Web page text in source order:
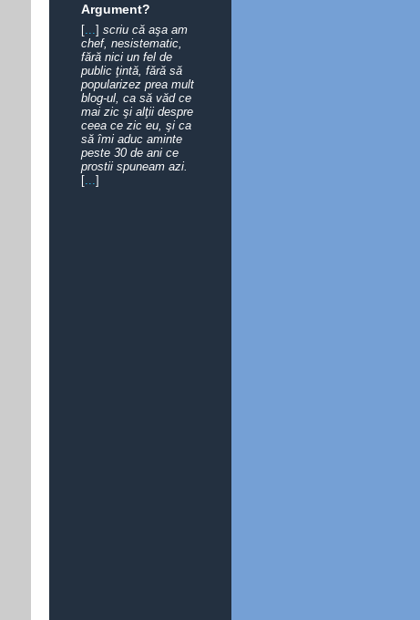
Argument?
[ ] scriu că aşa am
chef, nesistematic,
fără nici un fel de
public ţintă, fără să
popularizez prea mult
blog-ul, ca să văd ce
mai zic şi alţii despre
ceea ce zic eu, şi ca
să îmi aduc aminte
peste 30 de ani ce
prostii spuneam azi.
[
]